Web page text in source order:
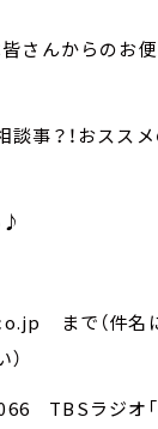
んからのお便
談事？！おスス
♪
まで（件名に
TBSラジオ